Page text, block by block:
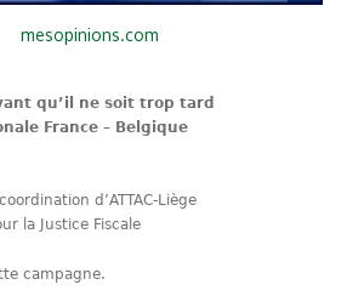
mesopinions.com
qu’il ne soit trop tard
France – Belgique
d’ATTAC-Liège
la Justice Fiscale
campagne.